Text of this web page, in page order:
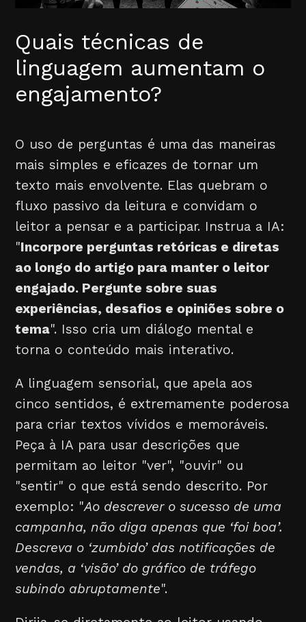
Quais técnicas de
linguagem aumentam o
engajamento?
O uso de perguntas é uma das maneiras
mais simples e eficazes de tornar um
texto mais envolvente. Elas quebram o
fluxo passivo da leitura e convidam o
leitor a pensar e a participar. Instrua a IA:
"Incorpore perguntas retóricas e diretas
ao longo do artigo para manter o leitor
engajado. Pergunte sobre suas
experiências, desafios e opiniões sobre o
tema". Isso cria um diálogo mental e
torna o conteúdo mais interativo.
A linguagem sensorial, que apela aos
cinco sentidos, é extremamente poderosa
para criar textos vívidos e memoráveis.
Peça à IA para usar descrições que
permitam ao leitor "ver", "ouvir" ou
"sentir" o que está sendo descrito. Por
exemplo: "Ao descrever o sucesso de uma
campanha, não diga apenas que ‘foi boa’.
Descreva o ‘zumbido’ das notificações de
vendas, a ‘visão’ do gráfico de tráfego
subindo abruptamente".